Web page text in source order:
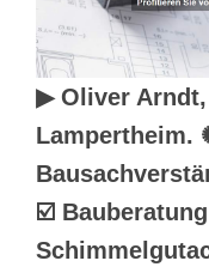
▶︎ Oliver
Lampertheim.
☑️